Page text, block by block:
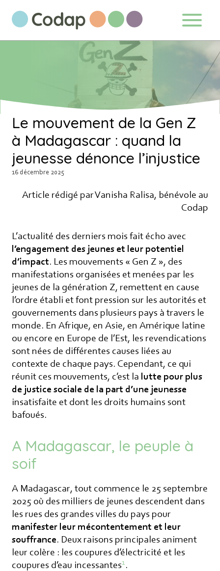
Le mouvement de la Gen Z
à Madagascar : quand la
jeunesse dénonce l’injustice
16 décembre 2025
Article rédigé par Vanisha Ralisa, bénévole au
Codap
L’actualité des derniers mois fait écho avec
l’engagement des jeunes et leur potentiel
d’impact. Les mouvements « Gen Z », des
manifestations organisées et menées par les
jeunes de la génération Z, remettent en cause
l’ordre établi et font pression sur les autorités et
gouvernements dans plusieurs pays à travers le
monde. En Afrique, en Asie, en Amérique latine
ou encore en Europe de l’Est, les revendications
sont nées de différentes causes liées au
contexte de chaque pays. Cependant, ce qui
réunit ces mouvements, c’est la lutte pour plus
de justice sociale de la part d’une jeunesse
insatisfaite et dont les droits humains sont
bafoués.
A Madagascar, le peuple à
soif
A Madagascar, tout commence le 25 septembre
2025 où des milliers de jeunes descendent dans
les rues des grandes villes du pays pour
manifester leur mécontentement et leur
souffrance. Deux raisons principales animent
leur colère : les coupures d’électricité et les
coupures d’eau incessantes1 .
S'abonner à notre newsletter
Ne manquez pas les nouveautés que nous
réservons à nos fidèles abonnés.
uniquement utilisée pour vous envoyer
pouvez à tout moment utiliser le lien de
désabonnement intégré dans chacun de
nos mails.